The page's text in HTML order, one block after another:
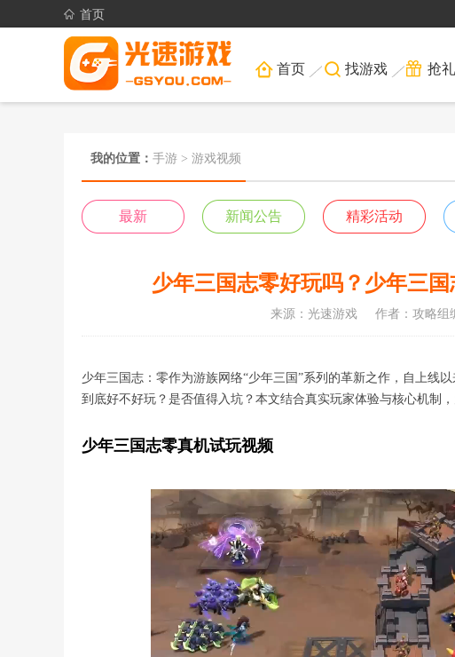
首页
首页 找游戏 抢
我的位置： 手游 > 游戏视频
最新 新闻公告 精彩活动
少年三国志零好玩吗？少年三
来源：光速游戏 作者：攻略组
少年三国志：零作为游族网络“少年三国”系列的革新之作，自上线
到底好不好玩？是否值得入坑？本文结合真实玩家体验与核心机制
少年三国志零真机试玩视频